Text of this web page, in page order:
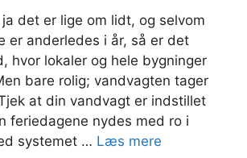
det er lige om lidt, og selvom
er anderledes i år, så er det
hvor lokaler og hele bygninger
bare rolig; vandvagten tager
at din vandvagt er indstillet
feriedagene nydes med ro i
systemet … Læs mere